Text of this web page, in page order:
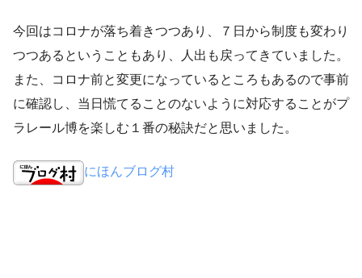
今回はコロナが落ち着きつつあり、７日から制度も変わり
つつあるということもあり、人出も戻ってきていました。
また、コロナ前と変更になっているところもあるので事前
に確認し、当日慌てることのないように対応することがプ
ラレール博を楽しむ１番の秘訣だと思いました。
にほんブログ村